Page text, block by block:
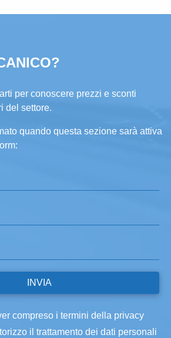
per conoscere prezzi e sconti
del settore.
quando questa sezione sarà attiva
compreso i termini della privacy
il trattamento dei dati personali